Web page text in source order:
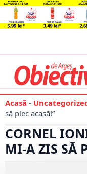
Acasă -
să plec acasă!”
CORNEL
MI-A ZIS SĂ